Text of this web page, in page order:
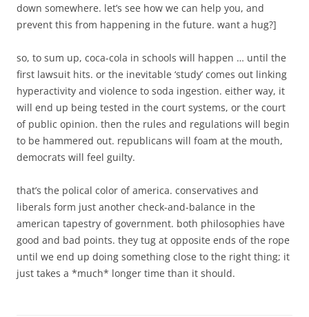
down somewhere. let’s see how we can help you, and
prevent this from happening in the future. want a hug?]
so, to sum up, coca-cola in schools will happen … until the
first lawsuit hits. or the inevitable ‘study’ comes out linking
hyperactivity and violence to soda ingestion. either way, it
will end up being tested in the court systems, or the court
of public opinion. then the rules and regulations will begin
to be hammered out. republicans will foam at the mouth,
democrats will feel guilty.
that’s the polical color of america. conservatives and
liberals form just another check-and-balance in the
american tapestry of government. both philosophies have
good and bad points. they tug at opposite ends of the rope
until we end up doing something close to the right thing; it
just takes a *much* longer time than it should.